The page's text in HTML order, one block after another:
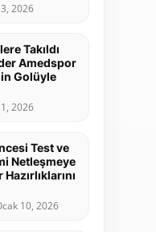
2026
Takıldı
Amedspor
Golüyle
2026
Test ve
Netleşmeye
10, 2026